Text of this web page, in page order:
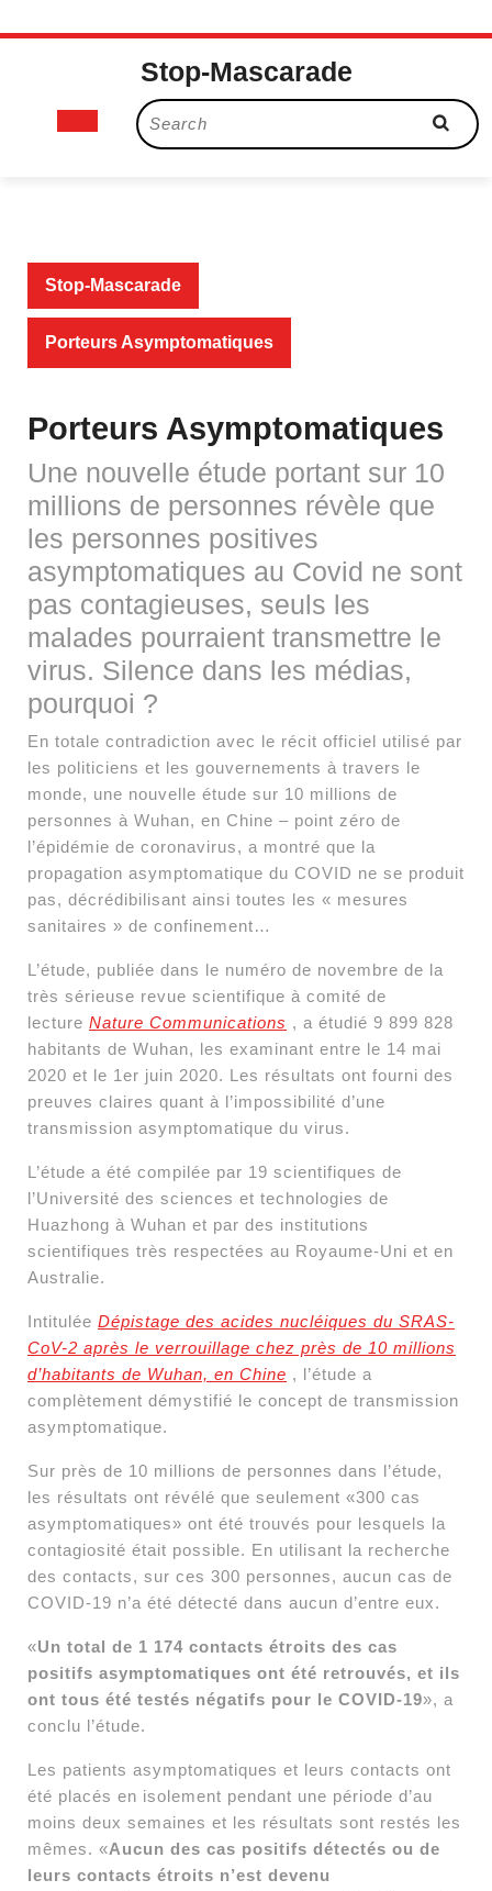
Skip
Stop-Mascarade
Open
Search
for:
Stop-Mascarade
Porteurs Asymptomatiques
Porteurs Asymptomatiques
Une nouvelle étude portant sur 10
millions de personnes révèle que
les personnes positives
asymptomatiques au Covid ne sont
pas contagieuses, seuls les
malades pourraient transmettre le
virus. Silence dans les médias,
pourquoi ?
En totale contradiction avec le récit officiel utilisé par
les politiciens et les gouvernements à travers le
monde, une nouvelle étude sur 10 millions de
personnes à Wuhan, en Chine – point zéro de
l’épidémie de coronavirus, a montré que la
propagation asymptomatique du COVID ne se produit
pas, décrédibilisant ainsi toutes les « mesures
sanitaires » de confinement…
L’étude, publiée dans le numéro de novembre de la
très sérieuse revue scientifique à comité de
lecture Nature Communications , a étudié 9 899 828
habitants de Wuhan, les examinant entre le 14 mai
2020 et le 1er juin 2020. Les résultats ont fourni des
preuves claires quant à l’impossibilité d’une
transmission asymptomatique du virus.
L’étude a été compilée par 19 scientifiques de
l’Université des sciences et technologies de
Huazhong à Wuhan et par des institutions
scientifiques très respectées au Royaume-Uni et en
Australie.
Intitulée Dépistage des acides nucléiques du SRAS-
CoV-2 après le verrouillage chez près de 10 millions
d’habitants de Wuhan, en Chine , l’étude a
complètement démystifié le concept de transmission
asymptomatique.
Sur près de 10 millions de personnes dans l’étude,
les résultats ont révélé que seulement «300 cas
asymptomatiques» ont été trouvés pour lesquels la
contagiosité était possible. En utilisant la recherche
des contacts, sur ces 300 personnes, aucun cas de
COVID-19 n’a été détecté dans aucun d’entre eux.
«Un total de 1 174 contacts étroits des cas
positifs asymptomatiques ont été retrouvés, et ils
ont tous été testés négatifs pour le COVID-19», a
conclu l’étude.
Les patients asymptomatiques et leurs contacts ont
été placés en isolement pendant une période d’au
moins deux semaines et les résultats sont restés les
mêmes. «Aucun des cas positifs détectés ou de
leurs contacts étroits n’est devenu